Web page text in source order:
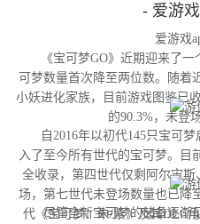
- 爱游
爱游戏
《宝可梦GO》近期迎来了一
可梦数量首次降至两位数。随着
小妖进化家族，目前游戏图鉴已
的90.3%，未登
自2016年以初代145只宝可梦
入了至今所有世代的宝可梦。目
全收录，第四世代仅剩阿尔宙
场，第七世代未登场数量也已降
代《宝可梦：朱/紫》及其DLC
尽管全新宝可梦的储备逐渐见